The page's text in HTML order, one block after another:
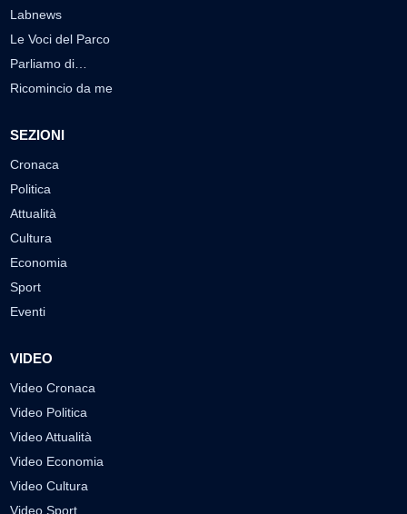
Labnews
Le Voci del Parco
Parliamo di…
Ricomincio da me
SEZIONI
Cronaca
Politica
Attualità
Cultura
Economia
Sport
Eventi
VIDEO
Video Cronaca
Video Politica
Video Attualità
Video Economia
Video Cultura
Video Sport